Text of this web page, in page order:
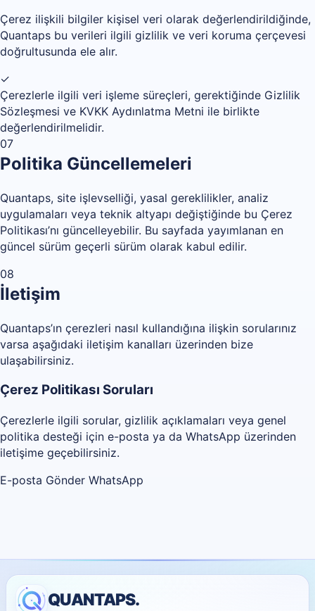
Çerez ilişkili bilgiler kişisel veri olarak değerlendirildiğinde,
Quantaps bu verileri ilgili gizlilik ve veri koruma çerçevesi
doğrultusunda ele alır.
✓
Çerezlerle ilgili veri işleme süreçleri, gerektiğinde Gizlilik
Sözleşmesi ve KVKK Aydınlatma Metni ile birlikte
değerlendirilmelidir.
07
Politika Güncellemeleri
Quantaps, site işlevselliği, yasal gereklilikler, analiz
uygulamaları veya teknik altyapı değiştiğinde bu Çerez
Politikası’nı güncelleyebilir. Bu sayfada yayımlanan en
güncel sürüm geçerli sürüm olarak kabul edilir.
08
İletişim
Quantaps’ın çerezleri nasıl kullandığına ilişkin sorularınız
varsa aşağıdaki iletişim kanalları üzerinden bize
ulaşabilirsiniz.
Çerez Politikası Soruları
Çerezlerle ilgili sorular, gizlilik açıklamaları veya genel
politika desteği için e-posta ya da WhatsApp üzerinden
iletişime geçebilirsiniz.
E-posta Gönder WhatsApp
QUANTAPS.